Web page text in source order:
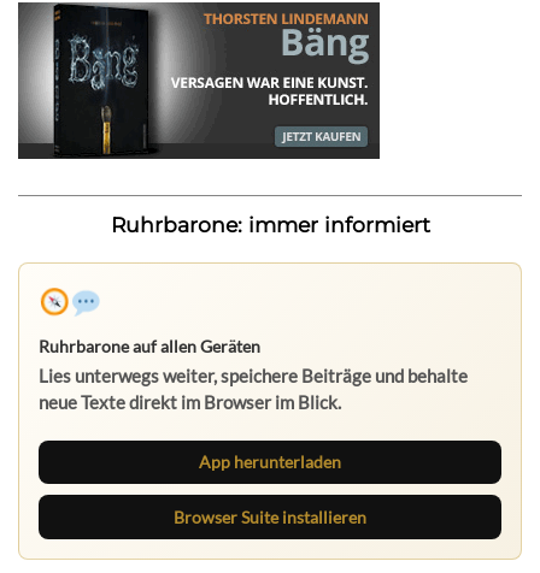
Ruhrbarone: immer informiert
Ruhrbarone auf allen Geräten
Lies unterwegs weiter, speichere Beiträge und behalte
neue Texte direkt im Browser im Blick.
App herunterladen
Browser Suite installieren